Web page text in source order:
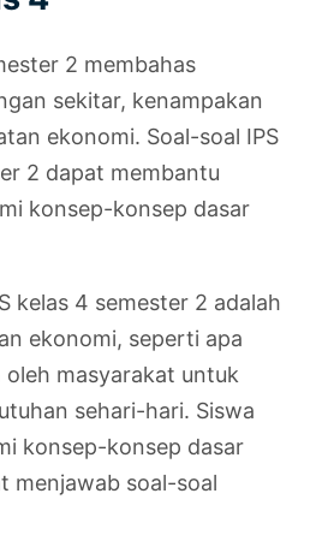
2 membahas
sekitar, kenampakan
ekonomi. Soal-soal IPS
2 dapat membantu
konsep-konsep dasar
kelas 4 semester 2 adalah
ekonomi, seperti apa
masyarakat untuk
sehari-hari. Siswa
konsep-konsep dasar
menjawab soal-soal